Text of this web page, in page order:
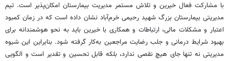
با مشارکت فعال خیرین و تلاش مستمر مدیریت بیمارستان امکان‌پذیر است. تیم
مدیریتی بیمارستان بزرگ شهید رحیمی خرم‌آباد نشان داده است که در زمان کمبود
اعتبار و مشکلات مالی، ارتباطات و همکاری با خیرین باید به نحو هوشمندانه برای
بهبود شرایط درمانی و جلب رضایت مراجعین به‌کار گرفته شود. بنابراین این شیوه
مدیریتی نه تنها جای هیچ نقصی ندارد، بلکه قابل تحسین و تقدیر است و الگویی